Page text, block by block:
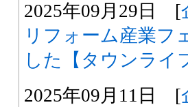
2025年09月29日 [
リフォーム産業フ
した【タウンライ
2025年09月11日 [